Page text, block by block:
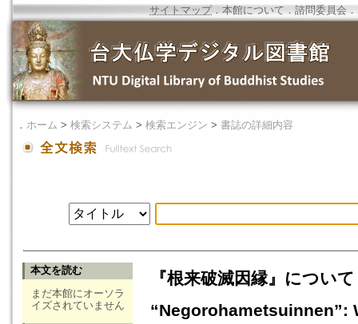
サイトマップ．本館について ． 諮問委員会 ．
． ホーム > 検索システム > 検索エンジン > 書誌の詳細内容
本文を読む
まだ本館にオーソラ
イズされていません
『根来破滅因縁』につい
“Negorohametsuinnen”: